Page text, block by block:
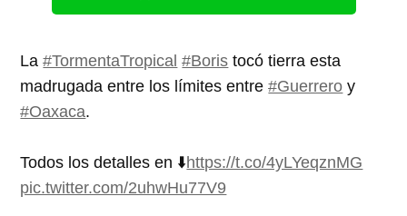
La#TormentaTropical #Boris tocó tierra esta
madrugada entre los límites entre#Guerrero y
#Oaxaca.
Todos los detalles en ⬇️https://t.co/4yLYeqznMG
pic.twitter.com/2uhwHu77V9